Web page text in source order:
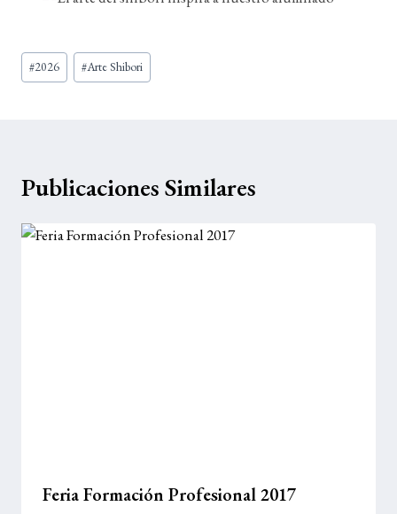
Etiquetas
de
#2026 #Arte Shibori
Publicaciones Similares
Feria Formación Profesional 2017